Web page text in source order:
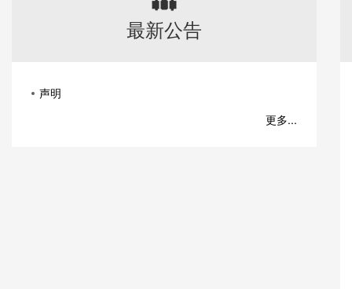
最新公告
声明
更多...